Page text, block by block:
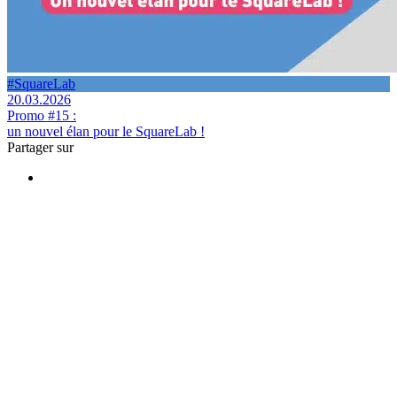
#SquareLab
20.03.2026
Promo #15 :
un nouvel élan pour le SquareLab !
Partager sur